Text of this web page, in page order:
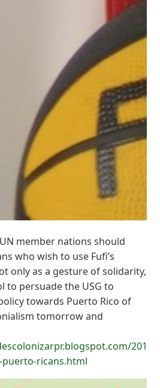
member nations should
who wish to use Fufi’s
only as a gesture of solidarity,
to persuade the USG to
towards Puerto Rico of
tomorrow and
2019/
ricans.html